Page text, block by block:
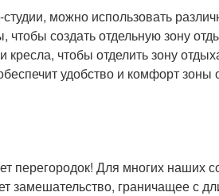
студии, можно использовать
чтобы создать отдельную зону
чтобы отделить зону
удобство и комфорт зоны
перегородок! Для многих наших
замешательство, граничащее с